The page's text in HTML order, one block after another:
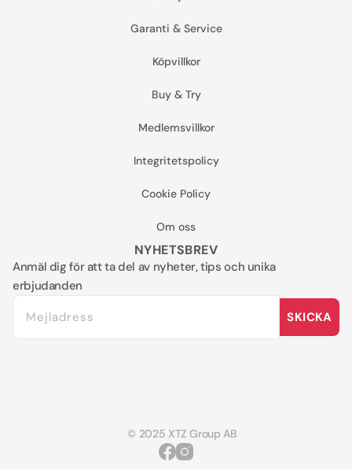
Garanti & Service
Köpvillkor
Buy & Try
Medlemsvillkor
Integritetspolicy
Cookie Policy
Om oss
NYHETSBREV
Anmäl dig för att ta del av nyheter, tips och unika
erbjudanden
SKICKA
© 2025 XTZ Group AB